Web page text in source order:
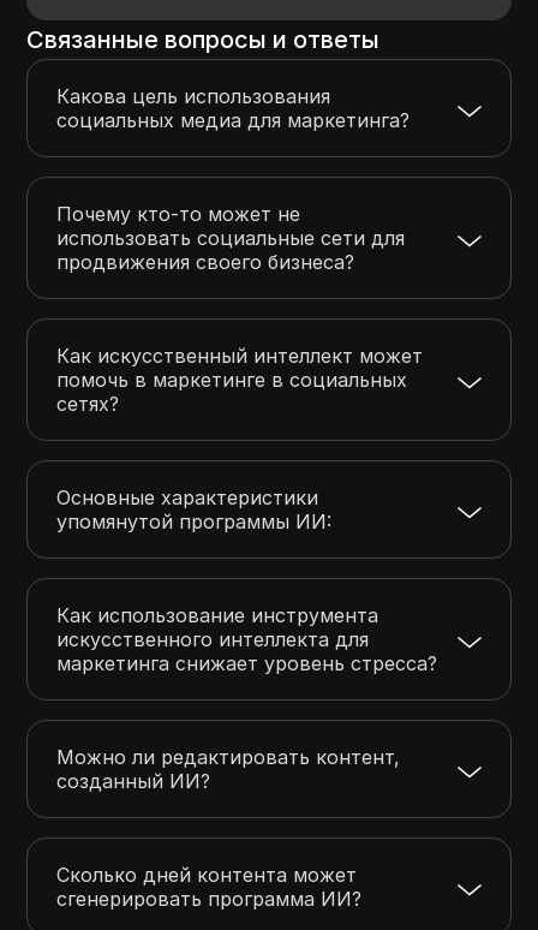
Связанные вопросы и ответы
Какова цель использования
социальных медиа для маркетинга?
Почему кто-то может не
использовать социальные сети для
продвижения своего бизнеса?
Как искусственный интеллект может
помочь в маркетинге в социальных
сетях?
Основные характеристики
упомянутой программы ИИ:
Как использование инструмента
искусственного интеллекта для
маркетинга снижает уровень стресса?
Можно ли редактировать контент,
созданный ИИ?
Сколько дней контента может
сгенерировать программа ИИ?